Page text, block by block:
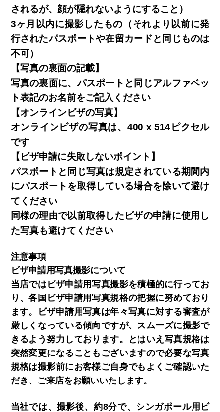
されるが、顔が隠れないようにすること）
3ヶ月以内に撮影したもの（それより以前に発
行されたパスポートや在留カードと同じものは
不可）
【写真の裏面の記載】
写真の裏面に、パスポートと同じアルファベッ
ト表記のお名前をご記入ください
【オンラインビザの写真】
オンラインビザの写真は、400 x 514ピクセル
です
【ビザ申請に失敗しないポイント】
パスポートと同じ写真は規定されている期間内
にパスポートを取得している場合を除いて避け
てください
同様の理由で以前取得したビザの申請に使用し
た写真も避けてください
注意事項
ビザ申請用写真撮影について
当店ではビザ申請用写真撮影を積極的に行ってお
り、各国ビザ申請用写真規格の把握に努めており
ます。ビザ申請用写真は年々写真に対する審査が
厳しくなっている傾向ですが、スムーズに撮影で
きるよう努力しております。とはいえ写真規格は
突然変更になることもございますので必要な写真
規格は撮影前にお客様ご自身でもよくご確認いた
だき、ご来店をお願いいたします。
当社では、撮影後、約8分で、シンガポール用ビ